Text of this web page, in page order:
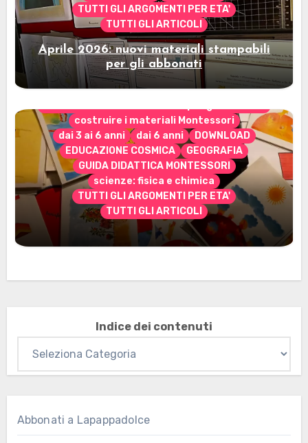
TUTTI GLI ARGOMENTI PER ETA'
TUTTI GLI ARTICOLI
Aprile 2026: nuovi materiali stampabili
per gli abbonati
costruire i materiali Montessori
dai 3 ai 6 anni
dai 6 anni
DOWNLOAD
EDUCAZIONE COSMICA
GEOGRAFIA
GUIDA DIDATTICA MONTESSORI
scienze: fisica e chimica
TUTTI GLI ARGOMENTI PER ETA'
TUTTI GLI ARTICOLI
Marzo 2026: nuovi materiali stampabili
per gli abbonati
Indice dei contenuti
Abbonati a Lapappadolce